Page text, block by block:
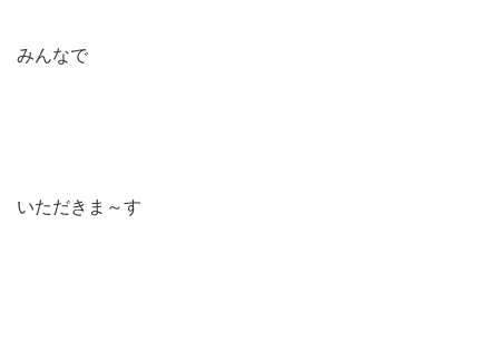
みんなで
いただきま～す